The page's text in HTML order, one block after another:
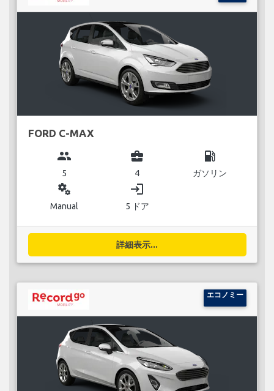
FORD C-MAX
group
5
business_center
4
local_gas_station
ガソリン
miscellaneous_services
Manual
login
5 ドア
詳細表示...
エコノミー